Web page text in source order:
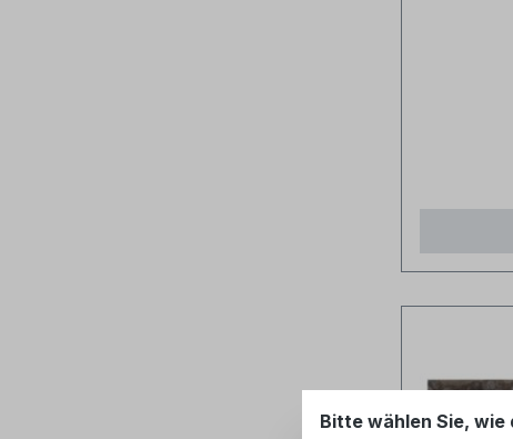
Bitte wählen Sie, wie